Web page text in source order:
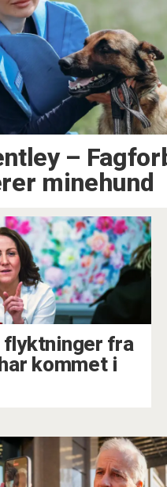
–
minehund
flyktninger fra
kommet i